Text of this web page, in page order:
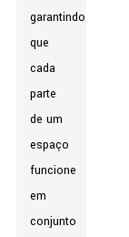
garantindo
que
cada
parte
de um
espaço
funcione
em
conjunto